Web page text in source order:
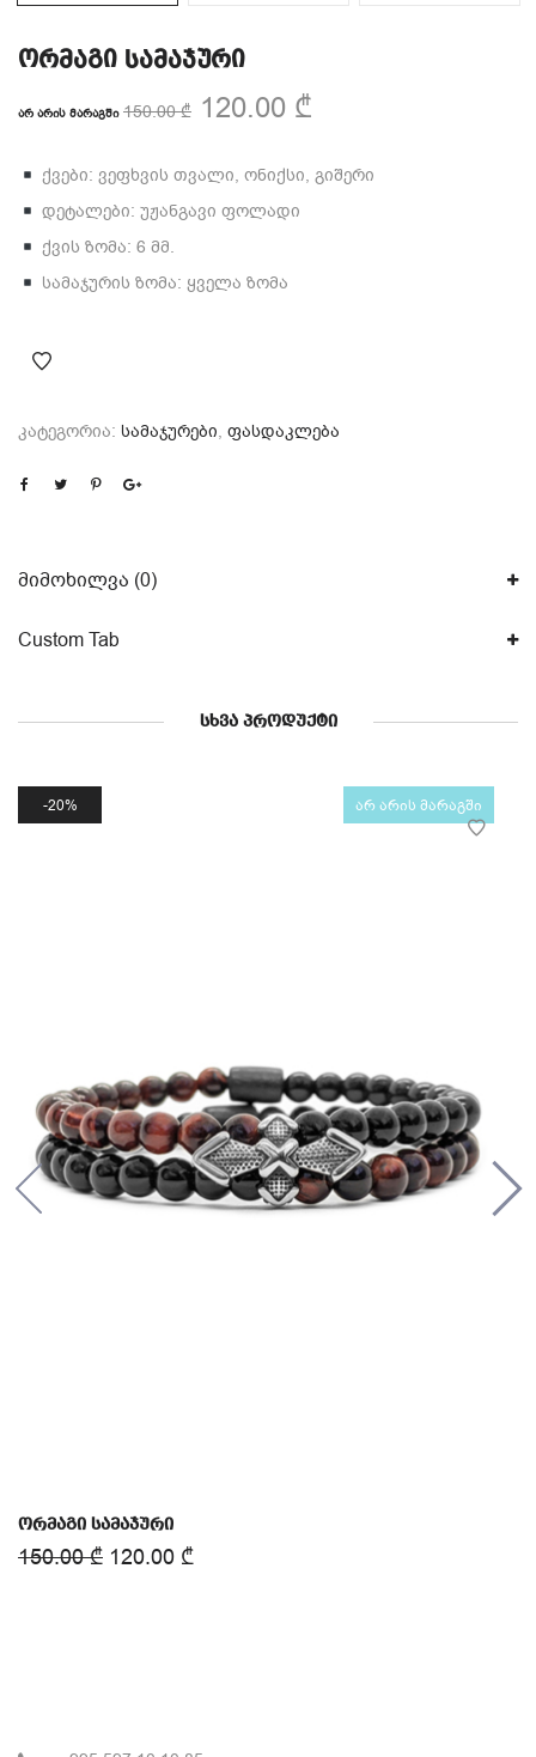
ორმაგი სამაჯური
ᲐᲠ ᲐᲠᲘᲡ ᲛᲐᲠᲐᲒᲨᲘ 150.00₾ 120.00 ₾
ქვები: ვეფხვის თვალი, ონიქსი, გიშერი
დეტალები: უჟანგავი ფოლადი
ქვის ზომა: 6 მმ.
სამაჯურის ზომა: ყველა ზომა
კატეგორია: სამაჯურები, ფასდაკლება
მიმოხილვა (0)
Custom Tab
ᲡᲮᲕᲐ ᲞᲠᲝᲓᲣᲥᲢᲘ
20% არ არის მარაგში
ორმაგი სამაჯური
150.00₾ 120.00 ₾